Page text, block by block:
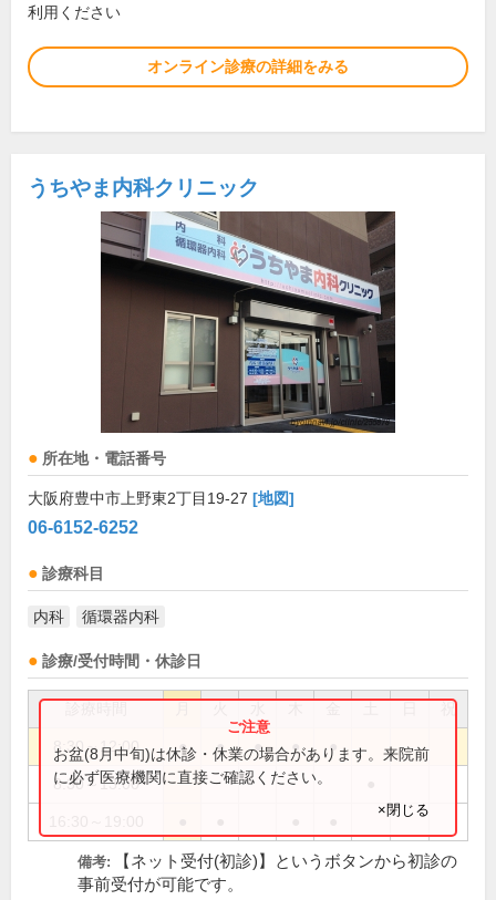
利用ください
オンライン診療の詳細をみる
うちやま内科クリニック
所在地・電話番号
大阪府豊中市上野東2丁目19-27 [地図]
06-6152-6252
診療科目
内科 循環器内科
診療/受付時間・休診日
祝
8:30～12:00 ● ● ● ● ●
8:30～13:00
お盆(8月中旬)は休診・休業の場合があります。来院前
に必ず医療機関に直接ご確認ください。
×閉じる
備考:
【ネット受付(初診)】というボタンから初診の
事前受付が可能です。